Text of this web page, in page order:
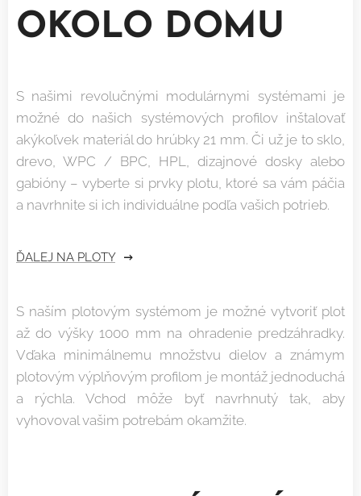
OKOLO DOMU
S našimi revolučnými modulárnymi systémami je
možné do našich systémových profilov inštalovať
akýkoľvek materiál do hrúbky 21 mm. Či už je to sklo,
drevo, WPC / BPC, HPL, dizajnové dosky alebo
gabióny – vyberte si prvky plotu, ktoré sa vám páčia
a navrhnite si ich individuálne podľa vašich potrieb.
ĎALEJ NA PLOTY
S naším plotovým systémom je možné vytvoriť plot
až do výšky 1000 mm na ohradenie predzáhradky.
Vďaka minimálnemu množstvu dielov a známym
plotovým výplňovým profilom je montáž jednoduchá
a rýchla. Vchod môže byť navrhnutý tak, aby
vyhovoval vašim potrebám okamžite.